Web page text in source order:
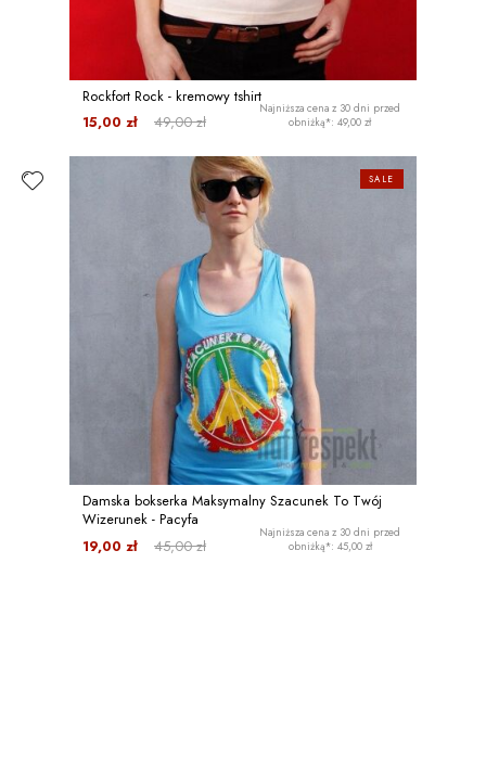
Rockfort Rock - kremowy tshirt
49,00 zł
15,00 zł
Najniższa cena z 30 dni przed
obniżką*: 49,00 zł
Damska bokserka Maksymalny Szacunek To Twój
Wizerunek - Pacyfa
45,00 zł
19,00 zł
Najniższa cena z 30 dni przed
obniżką*: 45,00 zł
SALE